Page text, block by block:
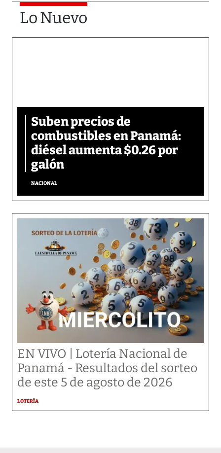
Lo Nuevo
Suben precios de
combustibles en Panamá:
diésel aumenta $0.26 por
galón
NACIONAL
EN VIVO | Lotería Nacional de
Panamá - Resultados del sorteo
de este 5 de agosto de 2026
LOTERÍA